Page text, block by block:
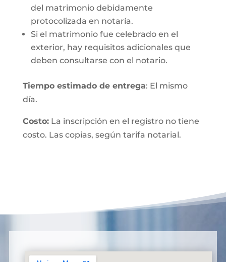
del matrimonio debidamente
protocolizada en notaría.
Si el matrimonio fue celebrado en el
exterior, hay requisitos adicionales que
deben consultarse con el notario.
Tiempo estimado de entrega: El mismo
día.
Costo:La inscripción en el registro no tiene
costo. Las copias, según tarifa notarial.